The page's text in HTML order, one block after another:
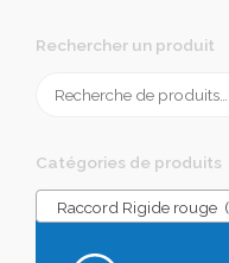
Rechercher un produit
pour :
Catégories de produits
Raccord Rigide rouge